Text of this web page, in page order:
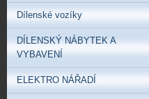
Dílenské vozíky
DÍLENSKÝ NÁBYTEK A
VYBAVENÍ
ELEKTRO NÁŘADÍ